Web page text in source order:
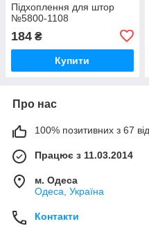
Підхоплення для штор
№5800-1108
184 ₴
Купити
Про нас
100% позитивних з 67
Працює з 11.03.2014
м. Одеса
Одеса, Україна
Контакти